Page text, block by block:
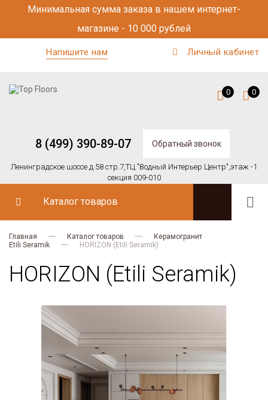
Минимальная сумма заказа в нашем интернет-
магазине - 10 000 рублей
Напишите нам Личный кабинет
8 (499) 390-89-07 Обратный звонок
Ленинградское шоссе д.58 стр.7,ТЦ "Водный Интерьер Центр",этаж -1
секция 009-010
0 0
Каталог товаров
Главная Каталог товаров
Керамогранит
Etili Seramik
HORIZON (Etili Seramik)
HORIZON (Etili Seramik)